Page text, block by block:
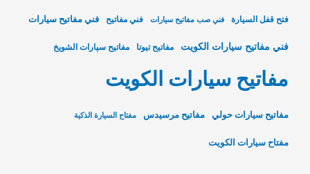
فتح قفل السيارة فني صب مفاتيح سيارات فني مفاتيح فني مفاتيح سيارات
فني مفاتيح سيارات الكويت مفاتيح تيوتا مفاتيح سيارات الشويخ
مفاتيح سيارات الكويت
مفاتيح سيارات حولي مفاتيح مرسيدس مفتاح السيارة الذكية
مفتاح سيارات الكويت